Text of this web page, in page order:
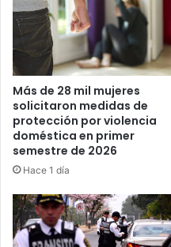
Más de 28 mil mujeres
solicitaron medidas de
protección por violencia
doméstica en primer
semestre de 2026
Hace 1 día